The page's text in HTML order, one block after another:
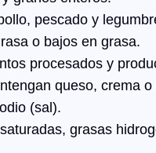
pescado y
o bajos en grasa.
procesados y
queso, crema o
(sal).
grasas